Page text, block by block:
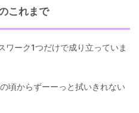
これまで
ワーク1つだけで成り立っていま
頃からずーーっと拭いきれない